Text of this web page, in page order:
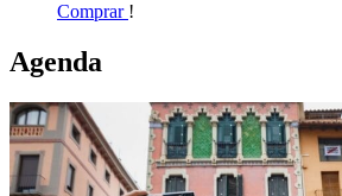
Comprar !
Agenda